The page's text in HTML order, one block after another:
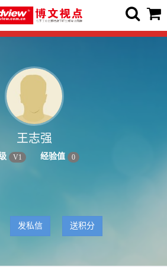
王志强
V1 经验值 0
发私信 送积分